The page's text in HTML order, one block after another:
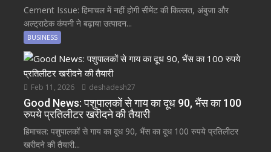
Cement Issue: हिमाचल में नहीं होगी सीमेंट की किल्लत, अंबुजा और
अल्ट्राटेक कंपनी ने बढ़ाया उत्पादन...
BUSINESS
Feb 11, 2026 deshadesh27
Good News: पशुपालकों से गाय का दूध 90, भैंस का 100
रुपये प्रतिलीटर खरीदने की तैयारी
हिमाचल: पशुपालकों से गाय का दूध 90, भैंस का दूध 100 रुपये प्रतिलीटर
खरीदने की तैयारी...